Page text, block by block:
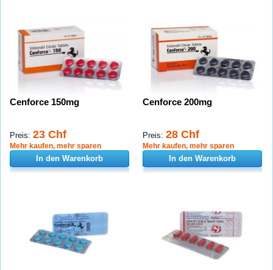
Cenforce 150mg
Preis: 23 Chf
Mehr kaufen, mehr sparen
In den Warenkorb
Cenforce 200mg
Preis: 28 Chf
Mehr kaufen, mehr sparen
In den Warenkorb